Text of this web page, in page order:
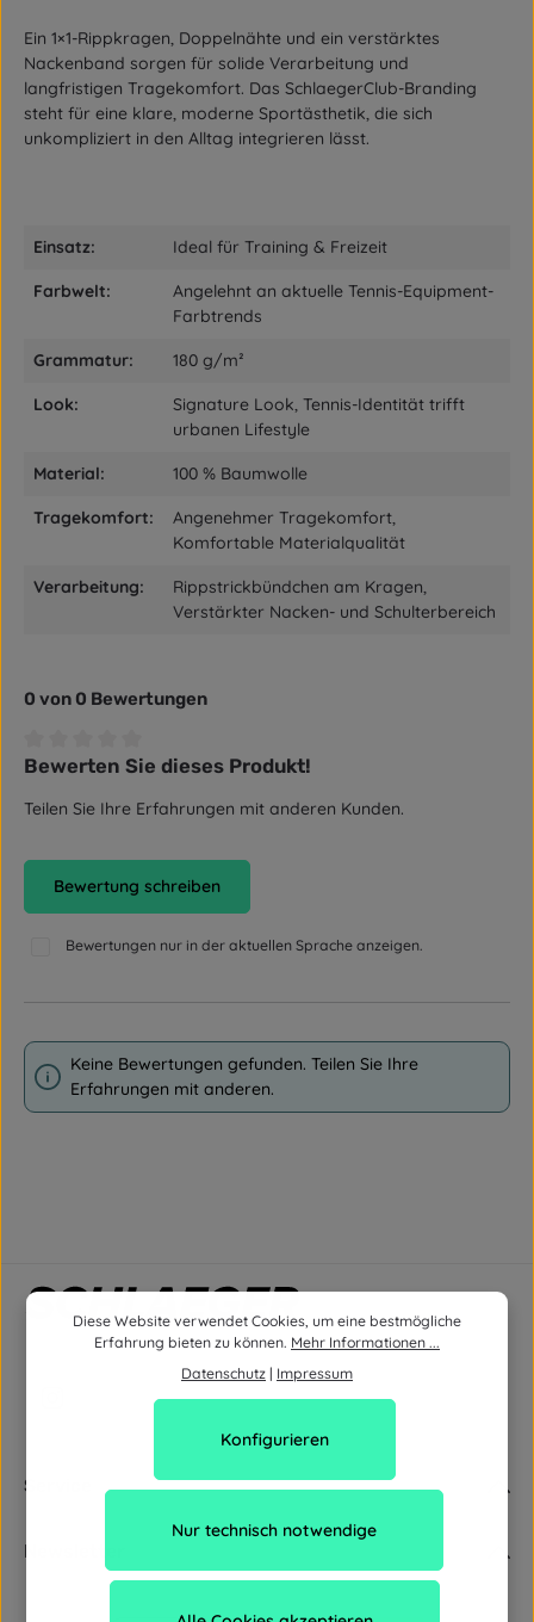
Ein 1×1-Rippkragen, Doppelnähte und ein verstärktes
Nackenband sorgen für solide Verarbeitung und
langfristigen Tragekomfort. Das SchlaegerClub-Branding
steht für eine klare, moderne Sportästhetik, die sich
unkompliziert in den Alltag integrieren lässt.
Einsatz: Ideal für Training & Freizeit
Farbwelt:
Angelehnt an aktuelle Tennis-Equipment-
Farbtrends
Grammatur: 180 g/m²
Look:
Signature Look, Tennis-Identität trifft
urbanen Lifestyle
Material: 100 % Baumwolle
Tragekomfort:
Angenehmer Tragekomfort,
Komfortable Materialqualität
Verarbeitung:
Rippstrickbündchen am Kragen,
Verstärkter Nacken- und Schulterbereich
0 von 0 Bewertungen
Durchschnittliche Bewertung von 0 von 5 Sternen
Bewerten Sie dieses Produkt!
Teilen Sie Ihre Erfahrungen mit anderen Kunden.
Bewertung schreiben
Bewertungen nur in der aktuellen Sprache anzeigen.
Keine Bewertungen gefunden. Teilen Sie Ihre
Erfahrungen mit anderen.
Service
Newsletter
Diese Website verwendet Cookies, um eine bestmögliche
Erfahrung bieten zu können. Mehr Informationen ...
Datenschutz | Impressum
Nur technisch notwendige
Konfigurieren